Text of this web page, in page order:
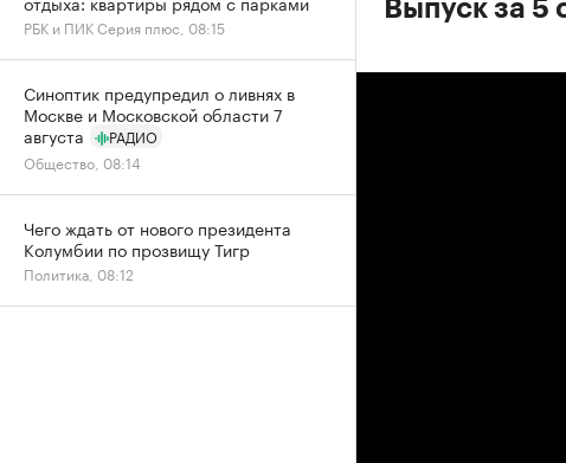
Выпуск за 5
РБК и ПИК Серия плюс, 08:15
Синоптик предупредил о ливнях в
Москве и Московской области 7
августа
РАДИО
Общество, 08:14
Чего ждать от нового президента
Колумбии по прозвищу Тигр
Политика, 08:12